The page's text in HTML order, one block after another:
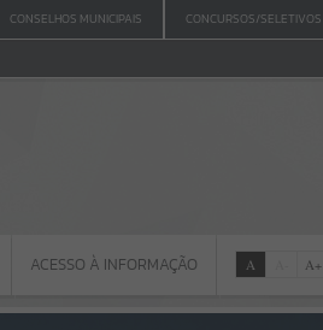
CONSELHOS MUNICIPAIS CONCURSOS/SELETIVOS
ACESSO À INFORMAÇÃO A A+